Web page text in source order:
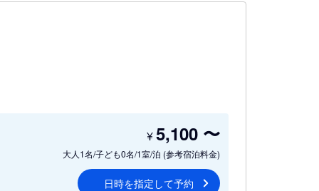
大人1名/子ども0名/1室/泊 (参考宿泊料金)
¥5,100 〜
日時を指定して予約